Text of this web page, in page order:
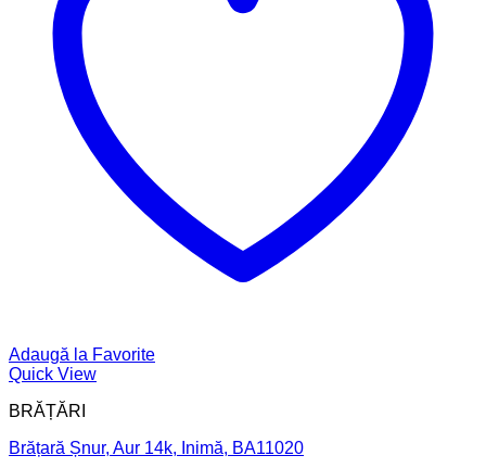
Adaugă la Favorite
Quick View
BRĂȚĂRI
Brățară Șnur, Aur 14k, Inimă, BA11020